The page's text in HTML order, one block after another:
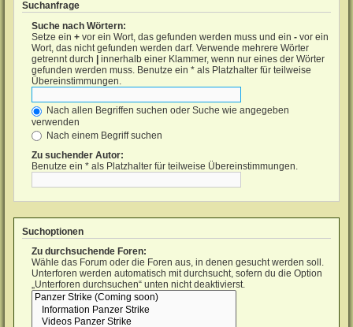
Suchanfrage
Suche nach Wörtern:
Setze ein+ vor ein Wort, das gefunden werden muss und ein- vor ein
Wort, das nicht gefunden werden darf. Verwende mehrere Wörter
getrennt durch
innerhalb einer Klammer, wenn nur eines der Wörter
gefunden werden muss. Benutze ein * als Platzhalter für teilweise
Übereinstimmungen.
Nach allen Begriffen suchen oder Suche wie angegeben
verwenden
Nach einem Begriff suchen
Zu suchender Autor:
Benutze ein * als Platzhalter für teilweise Übereinstimmungen.
Suchoptionen
Zu durchsuchende Foren:
Wähle das Forum oder die Foren aus, in denen gesucht werden soll.
Unterforen werden automatisch mit durchsucht, sofern du die Option
„Unterforen durchsuchen“ unten nicht deaktivierst.